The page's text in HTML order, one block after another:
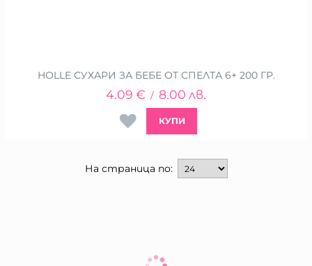
HOLLE СУХАРИ ЗА БЕБЕ ОТ СПЕЛТА 6+ 200 ГР.
4.09 € / 8.00 лв.
КУПИ
На страница по: